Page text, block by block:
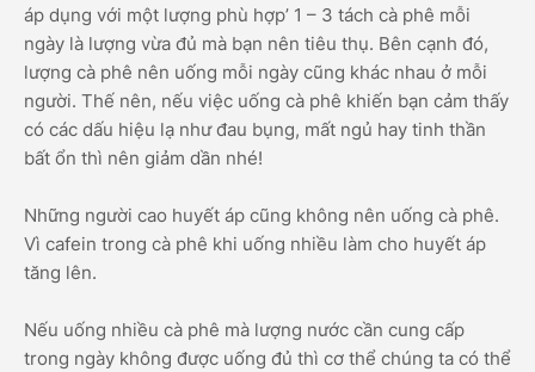
áp dụng với một lượng phù hợp’ 1 – 3 tách cà phê mỗi
ngày là lượng vừa đủ mà bạn nên tiêu thụ. Bên cạnh đó,
lượng cà phê nên uống mỗi ngày cũng khác nhau ở mỗi
người. Thế nên, nếu việc uống cà phê khiến bạn cảm thấy
có các dấu hiệu lạ như đau bụng, mất ngủ hay tinh thần
bất ổn thì nên giảm dần nhé!
Những người cao huyết áp cũng không nên uống cà phê.
Vì cafein trong cà phê khi uống nhiều làm cho huyết áp
tăng lên.
Nếu uống nhiều cà phê mà lượng nước cần cung cấp
trong ngày không được uống đủ thì cơ thể chúng ta có thể